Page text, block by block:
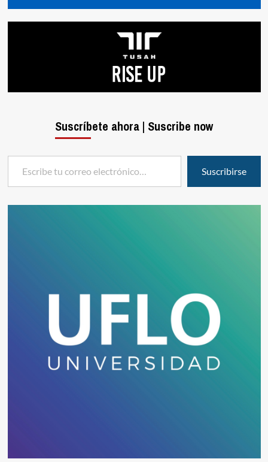
Suscríbete ahora | Suscribe now
Escribe tu correo electrónico…
Suscribirse